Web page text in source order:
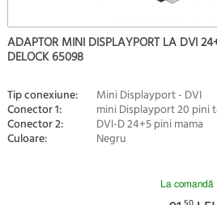
ADAPTOR MINI DISPLAYPORT LA DVI
DELOCK 65098
Tip conexiune: Mini Displayport - DVI
Conector 1: mini Displayport 20 pini
Conector 2: DVI-D 24+5 pini mama
Culoare: Negru
La comandă